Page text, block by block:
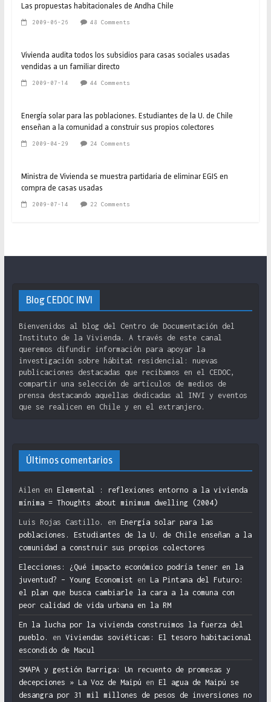
Las propuestas habitacionales de Andha Chile
2009-06-26 48 Comments
Vivienda audita todos los subsidios para casas sociales usadas
vendidas a un familiar directo
2009-07-14 44 Comments
Energía solar para las poblaciones. Estudiantes de la U. de Chile
enseñan a la comunidad a construir sus propios colectores
2009-04-29 24 Comments
Ministra de Vivienda se muestra partidaria de eliminar EGIS en
compra de casas usadas
2009-07-14 22 Comments
Blog CEDOC INVI
Bienvenidos al blog del Centro de Documentación del
Instituto de la Vivienda. A través de este canal
queremos difundir información para apoyar la
investigación sobre hábitat residencial: nuevas
publicaciones destacadas que recibamos en el CEDOC,
compartir una selección de artículos de medios de
prensa destacando aquellas dedicadas al INVI y eventos
que se realicen en Chile y en el extranjero.
Últimos comentarios
Ailen en Elemental : reflexiones entorno a la vivienda
mínima = Thoughts about minimum dwelling (2004)
Luis Rojas Castillo. en Energía solar para las
poblaciones. Estudiantes de la U. de Chile enseñan a la
comunidad a construir sus propios colectores
Elecciones: ¿Qué impacto económico podría tener en la
juventud? – Young Economist en La Pintana del Futuro:
el plan que busca cambiarle la cara a la comuna con
peor calidad de vida urbana en la RM
En la lucha por la vivienda construimos la fuerza del
pueblo.
en Viviendas soviéticas: El tesoro habitacional
escondido de Macul
SMAPA y gestión Barriga: Un recuento de promesas y
decepciones » La Voz de Maipú en El agua de Maipú se
desangra por 31 mil millones de pesos de inversiones no